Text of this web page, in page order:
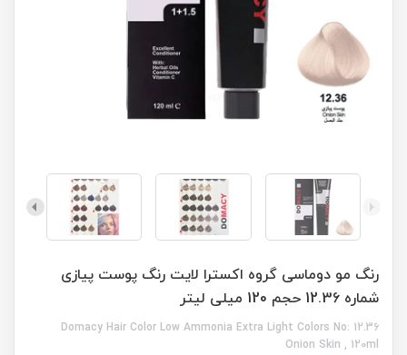
رنگ مو دوماسی گروه اکسترا لایت رنگ پوست پیازی
شماره 12.36 حجم 120 میلی لیتر
Domacy Hair Color Low Ammonia Extra Light Colors No: 12.36
Onion Skin , 120ml